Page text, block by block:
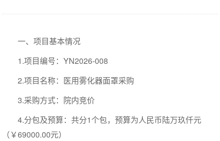
一、项目基本情况
1.项目编号：YN2026-008
2.项目名称：医用雾化器面罩采购
3.采购方式：院内竞价
4.分包及预算：共分1个包，预算为人民币陆万玖仟元
（￥69000.00元）